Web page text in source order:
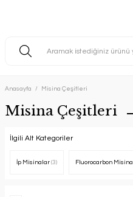
Anasayfa Misina Çeşitleri
Misina Çeşitleri
İlgili Alt Kategoriler
İp Misinalar (3) Fluorocarbon Misina